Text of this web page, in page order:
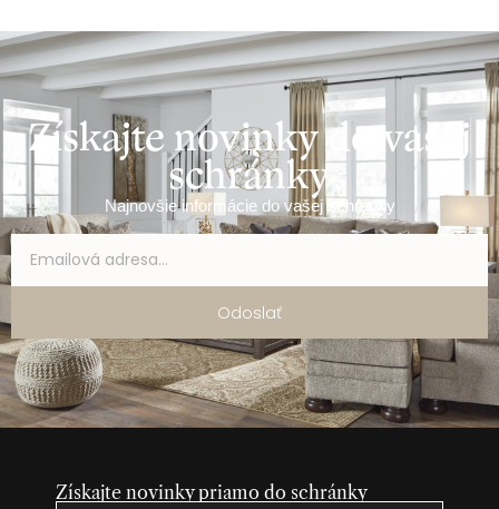
Získajte novinky do vašej
schránky
Najnovšie informácie do vašej schránky
Odoslať
Získajte novinky priamo do schránky